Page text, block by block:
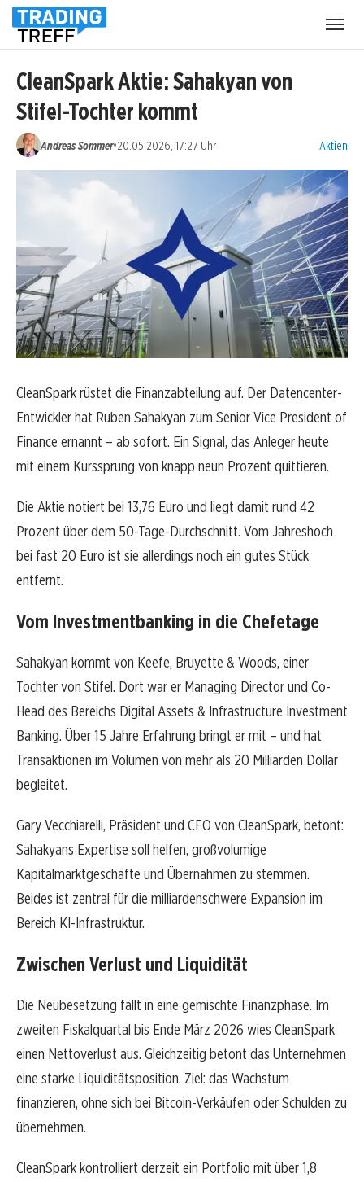
CleanSpark Aktie: Sahakyan von
Stifel-Tochter kommt
Andreas Sommer•20.05.2026, 17:27 Uhr Aktien
CleanSpark rüstet die Finanzabteilung auf. Der Datencenter-
Entwickler hat Ruben Sahakyan zum Senior Vice President of
Finance ernannt – ab sofort. Ein Signal, das Anleger heute
mit einem Kurssprung von knapp neun Prozent quittieren.
Die Aktie notiert bei 13,76 Euro und liegt damit rund 42
Prozent über dem 50-Tage-Durchschnitt. Vom Jahreshoch
bei fast 20 Euro ist sie allerdings noch ein gutes Stück
entfernt.
Vom Investmentbanking in die Chefetage
Sahakyan kommt von Keefe, Bruyette & Woods, einer
Tochter von Stifel. Dort war er Managing Director und Co-
Head des Bereichs Digital Assets & Infrastructure Investment
Banking. Über 15 Jahre Erfahrung bringt er mit – und hat
Transaktionen im Volumen von mehr als 20 Milliarden Dollar
begleitet.
Gary Vecchiarelli, Präsident und CFO von CleanSpark, betont:
Sahakyans Expertise soll helfen, großvolumige
Kapitalmarktgeschäfte und Übernahmen zu stemmen.
Beides ist zentral für die milliardenschwere Expansion im
Bereich KI-Infrastruktur.
Zwischen Verlust und Liquidität
Die Neubesetzung fällt in eine gemischte Finanzphase. Im
zweiten Fiskalquartal bis Ende März 2026 wies CleanSpark
einen Nettoverlust aus. Gleichzeitig betont das Unternehmen
eine starke Liquiditätsposition. Ziel: das Wachstum
finanzieren, ohne sich bei Bitcoin-Verkäufen oder Schulden zu
übernehmen.
CleanSpark kontrolliert derzeit ein Portfolio mit über 1,8